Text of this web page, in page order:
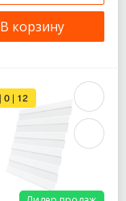
В корзину